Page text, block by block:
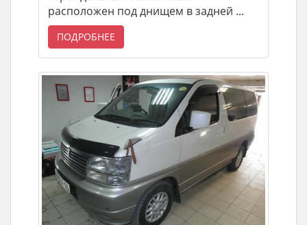
расположен под днищем в задней ...
ПОДРОБНЕЕ